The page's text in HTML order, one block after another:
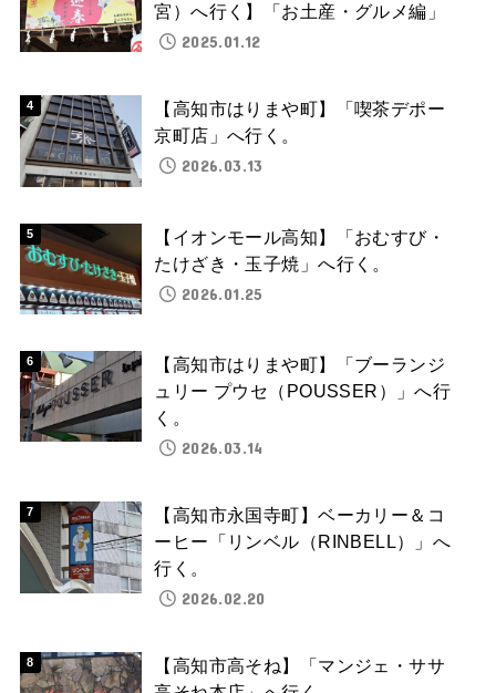
宮）へ行く】「お土産・グルメ編」
2025.01.12
【高知市はりまや町】「喫茶デポー
京町店」へ行く。
2026.03.13
【イオンモール高知】「おむすび・
たけざき・玉子焼」へ行く。
2026.01.25
【高知市はりまや町】「ブーランジ
ュリー プウセ（POUSSER）」へ行
く。
2026.03.14
【高知市永国寺町】ベーカリー＆コ
ーヒー「リンベル（RINBELL）」へ
行く。
2026.02.20
【高知市高そね】「マンジェ・ササ